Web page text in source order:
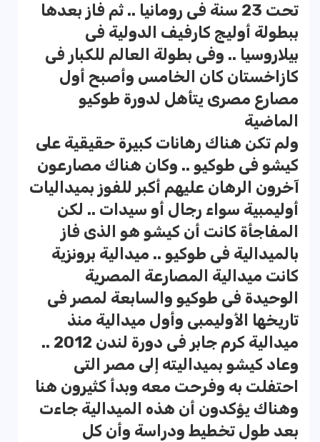
تحت 23 سنة فى رومانيا .. ثم فاز بعدها
ببطولة أوليج كارفيف الدولية فى
بيلاروسيا .. وفى بطولة العالم للكبار فى
كازاخستان كان الخامس وأصبح أول
مصارع مصرى يتأهل لدورة طوكيو
الماضية
ولم تكن هناك رهانات كبيرة حقيقية على
كيشو فى طوكيو .. وكان هناك مصارعون
آخرون الرهان عليهم أكبر للفوز بميداليات
أوليمبية سواء رجال أو سيدات .. لكن
المفاجأة كانت أن كيشو هو الذى فاز
بالميدالية فى طوكيو .. ميدالية برونزية
كانت ميدالية المصارعة المصرية
الوحيدة فى طوكيو والسابعة لمصر فى
تاريخها الأوليمبى وأول ميدالية منذ
ميدالية كرم جابر فى دورة لندن 2012 ..
وعاد كيشو بميداليته إلى مصر التى
احتفلت به وفرحت معه وبدأ كثيرون هنا
وهناك يؤكدون أن هذه الميدالية جاءت
بعد طول تخطيط ودراسة وأن كل